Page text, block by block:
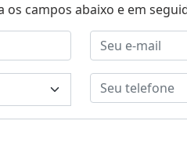
os campos abaixo e em